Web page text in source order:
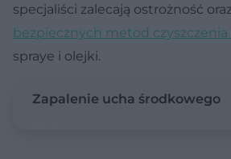
specjaliści zalecają ostrożność
bezpiecznych metod czyszczenia
spraye i olejki.
Zapalenie ucha środkowego